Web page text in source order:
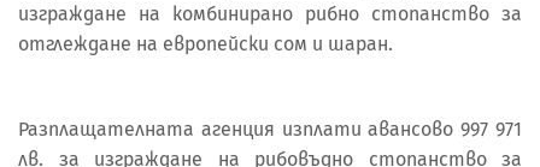
изграждане на комбинирано рибно стопанство за
отглеждане на европейски сом и шаран.
Разплащателната агенция изплати авансово 997 971
лв. за изграждане на рибовъдно стопанство за